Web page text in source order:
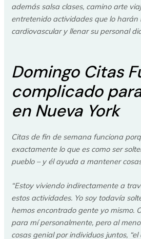
además salsa clases, camino arte
entretenido actividades que lo harán
cardiovascular y llenar su personal
Domingo Citas
complicado
en Nueva York
Citas de fin de semana funciona
exactamente lo que es como ser
pueblo – y él ayuda a mantener
“Estoy viviendo indirectamente a
estos actividades. Yo soy todavía
hemos encontrado gente yo mismo.
para mí personalmente, pero al
cosas genial por individuos juntos,